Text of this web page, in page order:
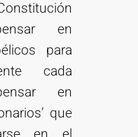
en
para
cada
en
que